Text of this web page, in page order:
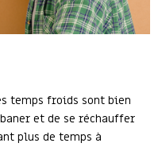
temps froids sont bien
et de se réchauffer
plus de temps à